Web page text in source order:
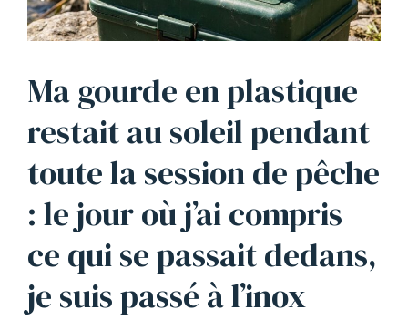
Ma gourde en plastique
restait au soleil pendant
toute la session de pêche
: le jour où j’ai compris
ce qui se passait dedans,
je suis passé à l’inox